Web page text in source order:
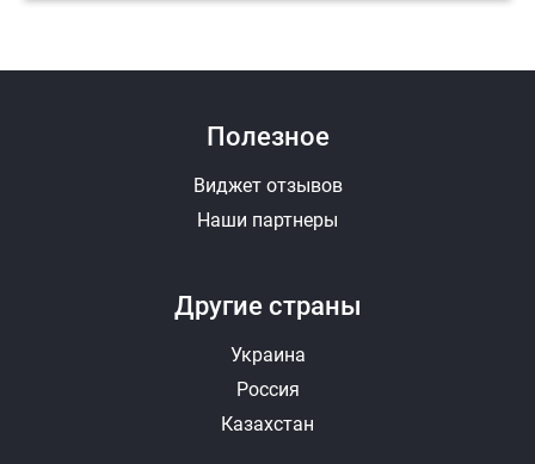
Другие страны
Украина
Россия
Казахстан
Полезное
Виджет отзывов
Наши партнеры